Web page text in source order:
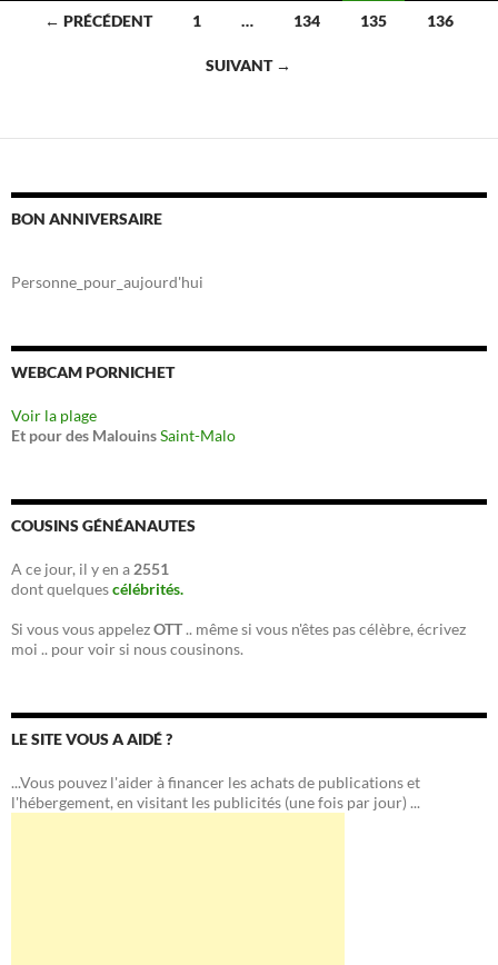
Navigation
← PRÉCÉDENT 1 … 134 135 136
SUIVANT →
BON ANNIVERSAIRE
Personne_pour_aujourd'hui
WEBCAM PORNICHET
Voir la plage
Et pour des MalouinsSaint-Malo
COUSINS GÉNÉANAUTES
A ce jour, il y en a 2551
dont quelquescélébrités.
Si vous vous appelezOTT.. même si vous n'êtes pas célèbre, écrivez
moi .. pour voir si nous cousinons.
LE SITE VOUS A AIDÉ ?
...Vous pouvez l'aider à financer les achats de publications et
l'hébergement, en visitant les publicités (une fois par jour) ...